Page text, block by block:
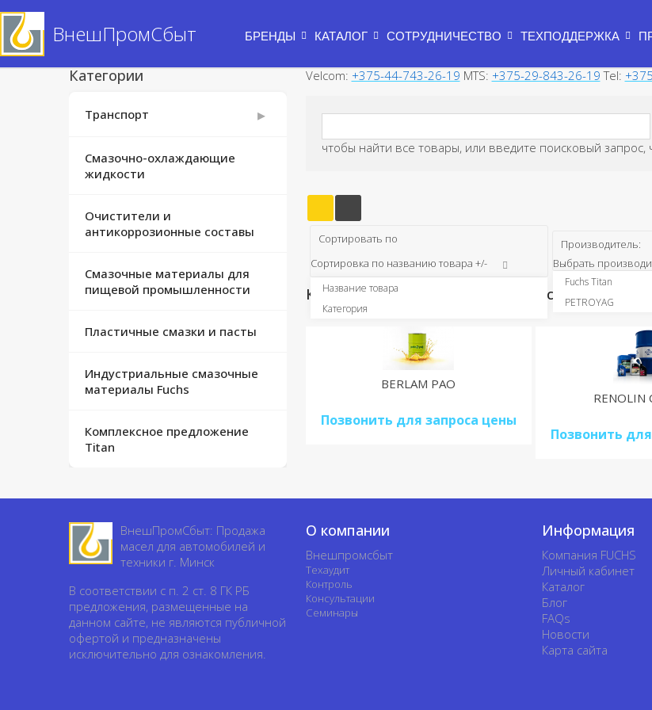
ВнешПромСбыт БРЕНДЫ КАТАЛОГ СОТРУДНИЧЕСТВО ТЕХПОДДЕРЖКА
Категории
Транспорт ▸
Применение тракторных масел
Масла для
Смазочно-охлаждающие
жидкости
Очистители и
антикоррозионные составы
Смазочные материалы для
пищевой промышленности
Пластичные смазки и пасты
Индустриальные смазочные
материалы Fuchs
Комплексное предложение
Titan
Velcom: +375-44-743-26-19 MTS: +375-29-843-26-19 Tel:
чтобы найти все товары, или введите поисковый запрос,
Сортировать по
Сортировка по названию товара +/-
Название товара
Категория
Производитель:
Выбрать
Fuchs Titan
PETROYAG
Компрессорные Масла Синтетические
BERLAM PAO
Позвонить для запроса цены
RENOLIN
Позвонить
ВнешПромСбыт: Продажа
масел для автомобилей и
техники г. Минск
В соответствии с п. 2 ст. 8 ГК РБ
предложения, размещенные на
данном сайте, не являются публичной
офертой и предназначены
исключительно для ознакомления.
О компании
Внешпромсбыт
Техаудит
Контроль
Консультации
Семинары
Информация
Компания FUCHS
Личный кабинет
Каталог
Блог
FAQs
Новости
Карта сайта